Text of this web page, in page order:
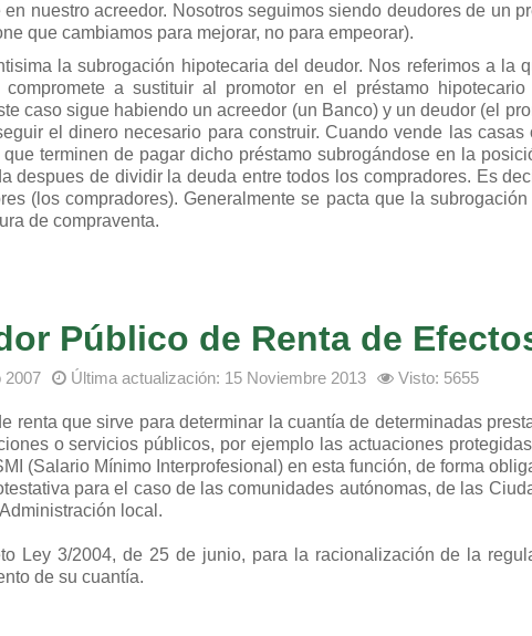
nuestro acreedor. Nosotros seguimos siendo deudores de un
que cambiamos para mejorar, no para empeorar).
la subrogación hipotecaria del deudor. Nos referimos a la
a sustituir al promotor en el préstamo
caso sigue habiendo un acreedor (un Banco) y un deudor (el
el dinero necesario para construir. Cuando vende las
terminen de pagar dicho préstamo subrogándose en la
despues de dividir la deuda entre todos los compradores. Es
(los compradores). Generalmente se pacta que la
de compraventa.
Público de Renta de
2007 Última actualización: 15 Noviembre 2013 Visto: 5655
renta que sirve para determinar la cuantía de determinadas
o servicios públicos, por ejemplo las actuaciones
(Salario Mínimo Interprofesional) en esta función, de forma
para el caso de las comunidades autónomas, de las
local.
Ley 3/2004, de 25 de junio, para la racionalización de la
de su cuantía.